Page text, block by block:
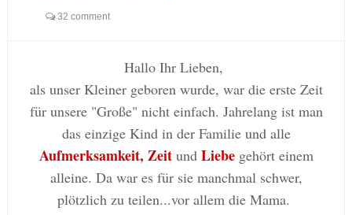
32 comment
Hallo Ihr Lieben,
als unser Kleiner geboren wurde, war die erste Zeit
für unsere "Große" nicht einfach. Jahrelang ist man
das einzige Kind in der Familie und alle
Aufmerksamkeit, Zeitund Liebegehört einem
alleine. Da war es für sie manchmal schwer,
plötzlich zu teilen...vor allem die Mama.